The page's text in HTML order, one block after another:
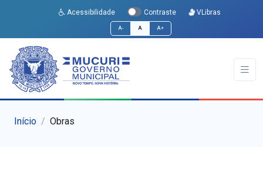
Acessibilidade Contraste VLibras
A- A A+
Início Obras